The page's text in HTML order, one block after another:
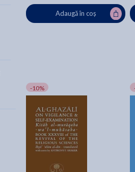
Adaugă în coș
-10%